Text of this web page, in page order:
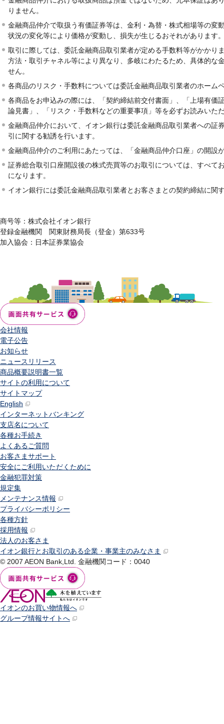
りません。
金融商品仲介で取扱う有価証券等は、金利・為替・株式相場等の変
状況の変化等により価格が変動し、損失が生じるおそれがあります
取引に際しては、委託金融商品取引業者が定める手数料等がかかり
方法・取引チャネル等により異なり、多岐にわたるため、具体的な
せん。
各商品のリスク・手数料については委託金融商品取引業者のホーム
各商品をお申込みの際には、「契約締結前交付書面」、「上場有価
論見書」、「リスク・手数料などの重要事項」等を必ずお読みいた
金融商品仲介において、イオン銀行は委託金融商品取引業者への証
引に関する勧誘を行います。
金融商品仲介のご利用にあたっては、「金融商品仲介口座」の開設
証券総合取引口座開設後の株式売買等のお取引については、すべて
になります。
イオン銀行には委託金融商品取引業者とお客さまとの契約締結に関
商号等：株式会社イオン銀行
登録金融機関 関東財務局長（登金）第633号
加入協会：日本証券業協会
会社情報
電子公告
お知らせ
ニュースリリース
商品概要説明書一覧
サイトの利用について
サイトマップ
English
インターネットバンキング
支店名について
各種お手続き
よくあるご質問
お客さまサポート
安全にご利用いただくために
金融犯罪対策
規定集
メンテナンス情報
プライバシーポリシー
各種方針
採用情報
法人のお客さま
イオン銀行とお取引のある企業・事業主のみなさま
© 2007 AEON Bank,Ltd. 金融機関コード：0040
イオンのお買い物情報へ
グループ情報サイトへ